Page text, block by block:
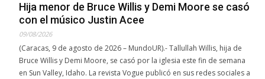
Hija menor de Bruce Willis y Demi Moore se casó
con el músico Justin Acee
09/08/2026
(Caracas, 9 de agosto de 2026 – MundoUR).- Tallullah Willis, hija de
Bruce Willis y Demi Moore, se casó por la iglesia este fin de semana
en Sun Valley, Idaho. La revista Vogue publicó en sus redes sociales a